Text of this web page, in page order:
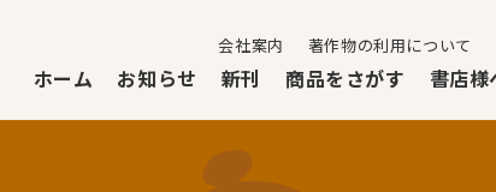
会社案内 著作物の利用について
ホーム お知らせ 新刊 商品をさがす 書店様